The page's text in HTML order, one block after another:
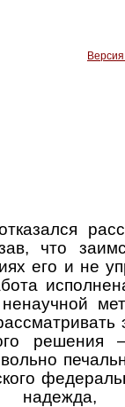
что
его и не
надежда,